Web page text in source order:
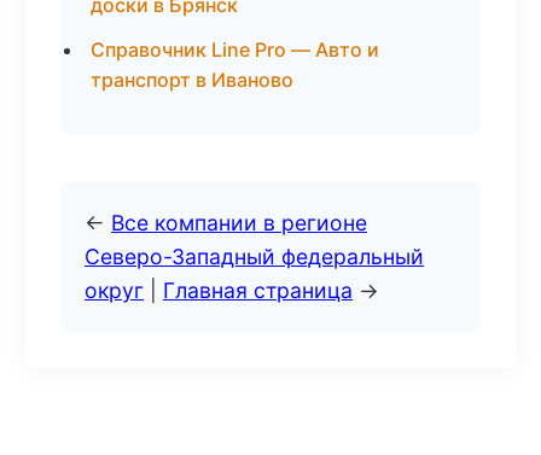
доски в Брянск
Справочник Line Pro — Авто и
транспорт в Иваново
← Все компании в регионе
Северо-Западный федеральный
округ
Главная страница →